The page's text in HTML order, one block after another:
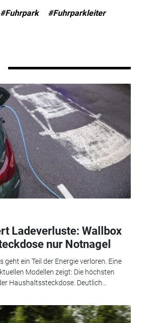
#Fuhrpark
#Fuhrparkleiter
Ladeverluste: Wallbox
nur Notnagel
geht ein Teil der Energie verloren. Eine
Modellen zeigt: Die höchsten
Haushaltssteckdose. Deutlich...